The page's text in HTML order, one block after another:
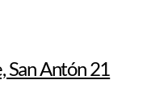
San Antón 21